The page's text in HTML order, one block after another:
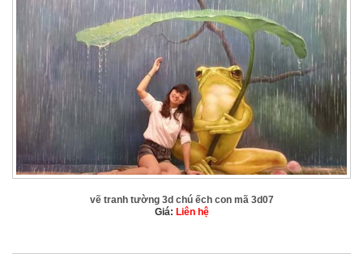
vẽ tranh tường 3d chú ếch con mã 3d07
Giá: Liên hệ